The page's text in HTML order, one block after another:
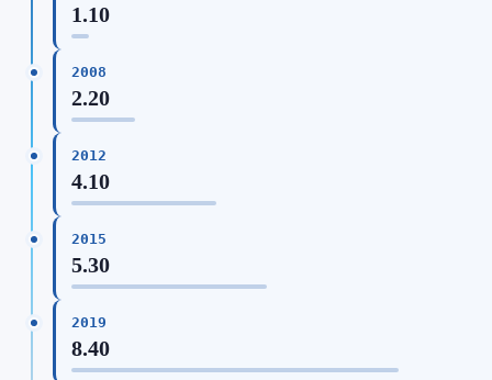
1.10
2008
2.20
2012
4.10
2015
5.30
2019
8.40